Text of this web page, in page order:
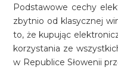
Podstawowe cechy
zbytnio od klasycznej
to, że kupując
korzystania ze
w Republice Słowenii